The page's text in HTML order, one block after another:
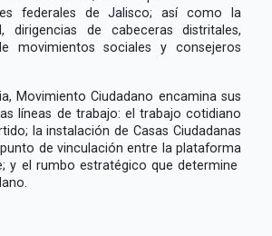
federales de Jalisco; así como la
dirigencias de cabeceras distritales,
movimientos sociales y consejeros
Movimiento Ciudadano encamina sus
líneas de trabajo: el trabajo cotidiano
la instalación de Casas Ciudadanas
de vinculación entre la plataforma
y el rumbo estratégico que determine